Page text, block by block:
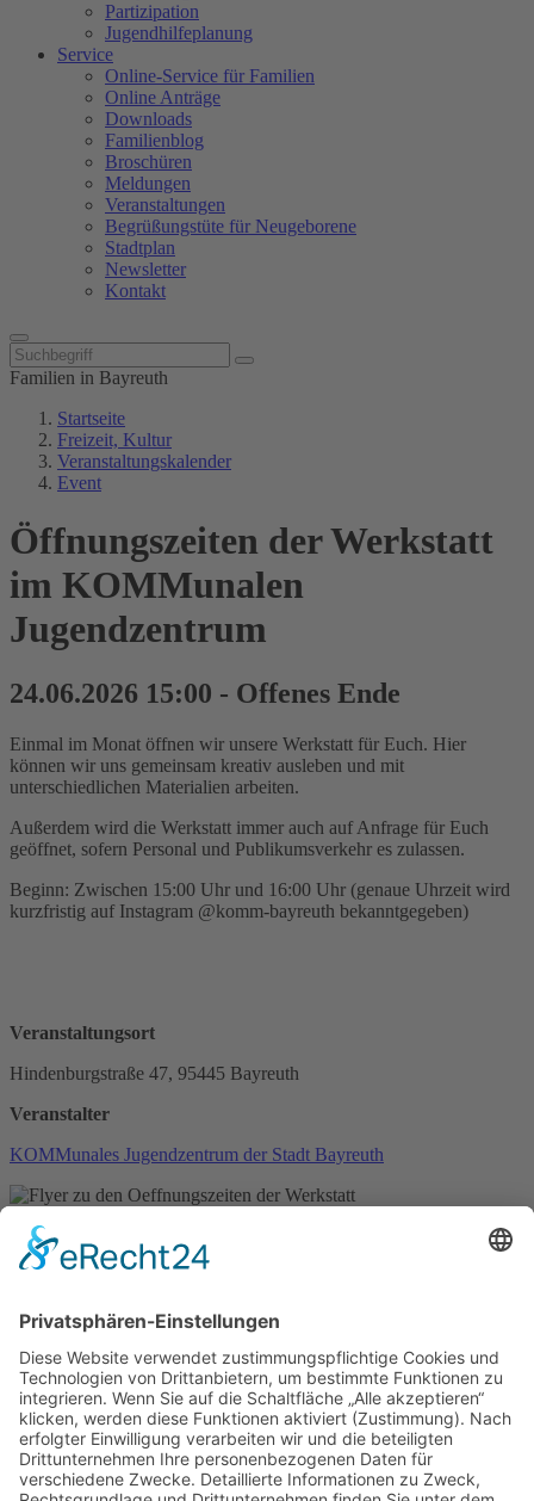
Partizipation
Jugendhilfeplanung
Service
Online-Service für Familien
Online Anträge
Downloads
Familienblog
Broschüren
Meldungen
Veranstaltungen
Begrüßungstüte für Neugeborene
Stadtplan
Newsletter
Kontakt
Familien in Bayreuth
Startseite
Freizeit, Kultur
Veranstaltungskalender
Event
Öffnungszeiten der Werkstatt
im KOMMunalen
Jugendzentrum
24.06.2026 15:00 - Offenes Ende
Einmal im Monat öffnen wir unsere Werkstatt für Euch. Hier
können wir uns gemeinsam kreativ ausleben und mit
unterschiedlichen Materialien arbeiten.
Außerdem wird die Werkstatt immer auch auf Anfrage für Euch
geöffnet, sofern Personal und Publikumsverkehr es zulassen.
Beginn: Zwischen 15:00 Uhr und 16:00 Uhr (genaue Uhrzeit wird
kurzfristig auf Instagram @komm-bayreuth bekanntgegeben)
Veranstaltungsort
Hindenburgstraße 47, 95445 Bayreuth
Veranstalter
KOMMunales Jugendzentrum der Stadt Bayreuth
zurück
Newsletter abonnieren
Impressum
Datenschutz
Erklärung zur Barrierefreiheit